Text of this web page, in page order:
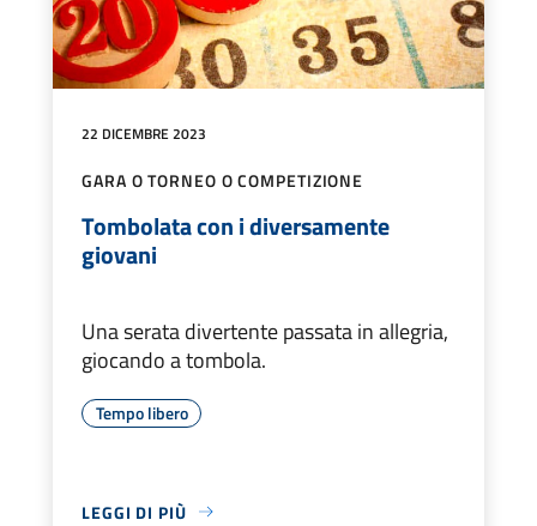
22 DICEMBRE 2023
GARA O TORNEO O COMPETIZIONE
Tombolata con i diversamente
giovani
Una serata divertente passata in allegria,
giocando a tombola.
Tempo libero
LEGGI DI PIÙ